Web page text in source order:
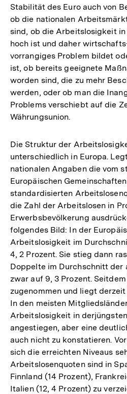
Stabilität des Euro auch von
ob die nationalen
sind, ob die Arbeitslosigkeit in
hoch ist und daher
vorrangiges Problem bildet
ist, ob bereits geeignete
worden sind, die zu mehr
werden, oder ob man die
Problems verschiebt auf die
Währungsunion.
Die Struktur der
unterschiedlich in Europa.
nationalen Angaben die vom
Europäischen
standardisierten
die Zahl der Arbeitslosen in
Erwerbsbevölkerung
folgendes Bild: In der
Arbeitslosigkeit im
4, 2 Prozent. Sie stieg dann
Doppelte im Durchschnitt der
zwar auf 9, 3 Prozent.
zugenommen und liegt
In den meisten
Arbeitslosigkeit in
angestiegen, aber eine
auch nicht zu konstatieren.
sich die erreichten Niveaus
Arbeitslosenquoten sind in
Finnland (14 Prozent),
Italien (12, 4 Prozent) zu